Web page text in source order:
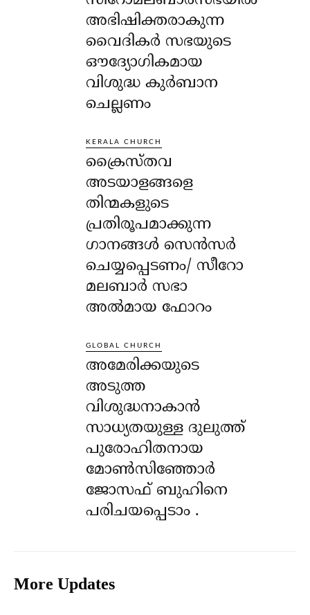
അഭിഷിക്തരാകുന്ന
വൈദികർ സഭയുടെ
ഔദ്യോഗികമായ
വിശുദ്ധ കുർബാന
ചെല്ലണം
KERALA CHURCH
ക്രൈസ്തവ
അടയാളങ്ങളെ
തിന്മകളുടെ
പ്രതിരൂപമാക്കുന്ന
ഗാനങ്ങൾ സെൻസർ
ചെയ്യപ്പെടണം/ സീറോ
മലബാർ സഭാ
അൽമായ ഫോറം
GLOBAL CHURCH
അമേരിക്കയുടെ
അടുത്ത
വിശുദ്ധനാകാൻ
സാധ്യതയുള്ള ദുലുത്ത്
പുരോഹിതനായ
മോൺസിഞ്ഞോർ
ജോസഫ് ബുഹിനെ
പരിചയപ്പെടാം .
More Updates